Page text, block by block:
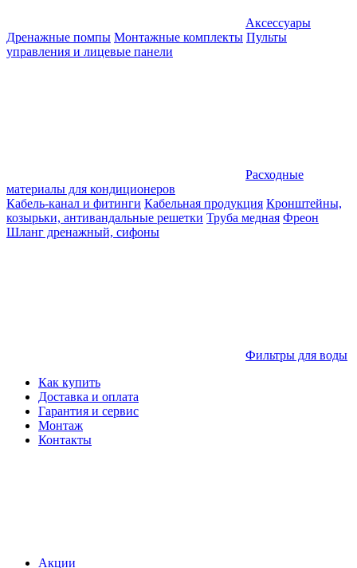
Аксессуары
Дренажные помпы Монтажные комплекты Пульты
управления и лицевые панели
Расходные
материалы для кондиционеров
Кабель-канал и фитинги Кабельная продукция Кронштейны,
козырьки, антивандальные решетки Труба медная Фреон
Шланг дренажный, сифоны
Фильтры для воды
Как купить
Доставка и оплата
Гарантия и сервис
Монтаж
Контакты
Акции